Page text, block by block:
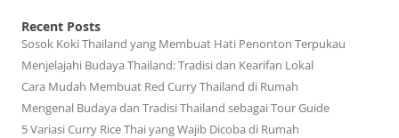
Recent Posts
Sosok Koki Thailand yang Membuat Hati Penonton Terpukau
Menjelajahi Budaya Thailand: Tradisi dan Kearifan Lokal
Cara Mudah Membuat Red Curry Thailand di Rumah
Mengenal Budaya dan Tradisi Thailand sebagai Tour Guide
5 Variasi Curry Rice Thai yang Wajib Dicoba di Rumah